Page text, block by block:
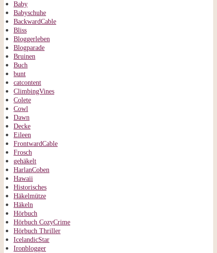
Baby
Babyschuhe
BackwardCable
Bliss
Bloggerleben
Blogparade
Bruinen
Buch
bunt
catcontent
ClimbingVines
Colete
Cowl
Dawn
Decke
Eileen
FrontwardCable
Frosch
gehäkelt
HarlanCoben
Hawaii
Historisches
Häkelmütze
Häkeln
Hörbuch
Hörbuch CozyCrime
Hörbuch Thriller
IcelandicStar
Ironblogger